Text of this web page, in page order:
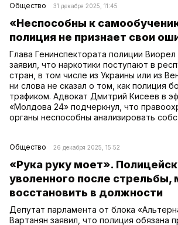
Общество 31 декабря 2025, 11:45
«Неспособны к
полиция не признает свои
Глава Генинспектората полиции
заявил, что наркотики поступают в
стран, в том числе из Украины или из
ни слова не сказал о том, как полиция
трафиком. Адвокат Дмитрий Кисеев в
«Молдова 24» подчеркнул, что
органы неспособны анализировать
Общество 26 декабря 2025, 15:52
«Рука руку моет».
уволенного после стрельбы,
восстановить в должности
Депутат парламента от блока
Вартанян заявил, что полиция обязана